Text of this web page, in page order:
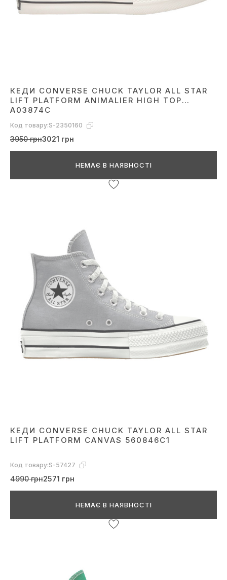
КЕДИ CONVERSE CHUCK TAYLOR ALL STAR
LIFT PLATFORM ANIMALIER HIGH TOP
A03874C
Код товару:S-2350160
3950 грн3021 грн
НЕМАЄ В НАЯВНОСТІ
КЕДИ CONVERSE CHUCK TAYLOR ALL STAR
LIFT PLATFORM CANVAS 560846C1
Код товару:S-57427
4990 грн2571 грн
НЕМАЄ В НАЯВНОСТІ